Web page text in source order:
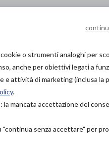
post intervento REV.0102
costante, necessaria nel
ematomi e
una corretta
La parte lucida del
molto comoda
operatoria una volta
di contenimento esaltando
atossici e anallergici
del medico e
fila di ganci frontale
igienica rende possibile
o strumenti analoghi per
anche per obiettivi legati a
e attività di marketing (inclusa la
.
la mancata accettazione del
senza accettare" per